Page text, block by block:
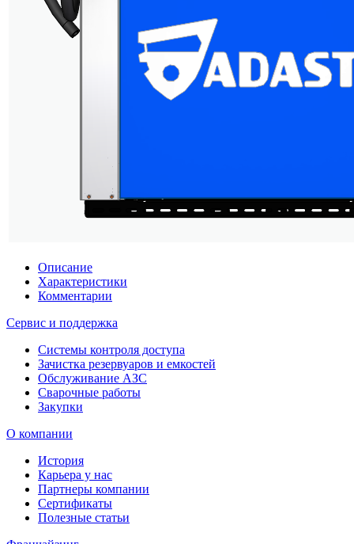
Описание
Характеристики
Комментарии
Сервис и поддержка
Системы контроля доступа
Зачистка резервуаров и емкостей
Обслуживание АЗС
Сварочные работы
Закупки
О компании
История
Карьера у нас
Партнеры компании
Сертификаты
Полезные статьи